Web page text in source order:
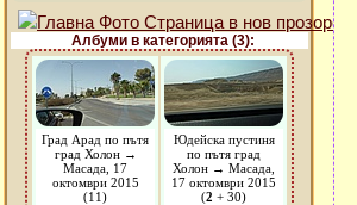
Албуми в категорията (3):
Град Арад по пътя
град Холон →
Масада, 17
октомври 2015
(11)
Юдейска пустиня
по пътя град
Холон → Масада,
17 октомври 2015
(2 + 30)